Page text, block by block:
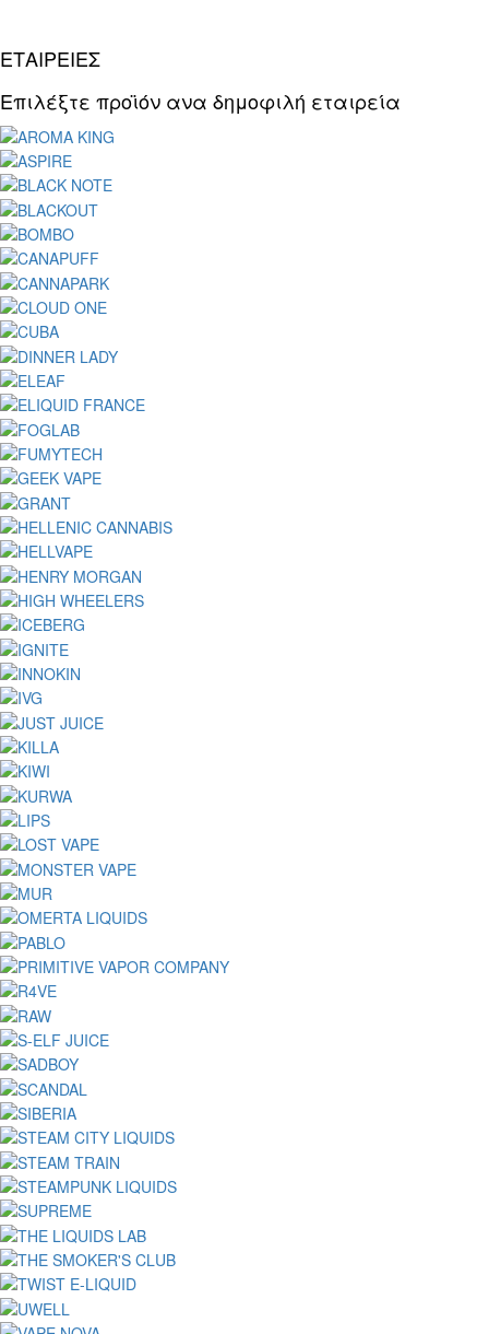
ΕΤΑΙΡΕΙΕΣ
Επιλέξτε προϊόν ανα δημοφιλή εταιρεία